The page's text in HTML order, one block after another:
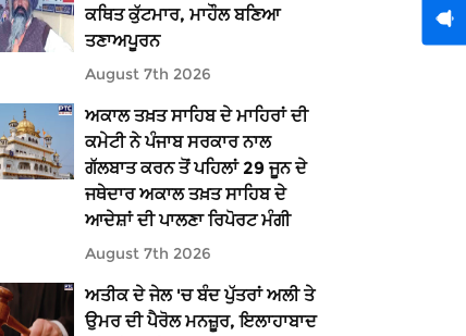
ਕਥਿਤ ਕੁੱਟਮਾਰ, ਮਾਹੌਲ ਬਣਿਆ
ਤਣਾਅਪੂਰਨ
August 7th 2026
ਅਕਾਲ ਤਖ਼ਤ ਸਾਹਿਬ ਦੇ ਮਾਹਿਰਾਂ ਦੀ
ਕਮੇਟੀ ਨੇ ਪੰਜਾਬ ਸਰਕਾਰ ਨਾਲ
ਗੱਲਬਾਤ ਕਰਨ ਤੋਂ ਪਹਿਲਾਂ 29 ਜੂਨ ਦੇ
ਜਥੇਦਾਰ ਅਕਾਲ ਤਖ਼ਤ ਸਾਹਿਬ ਦੇ
ਆਦੇਸ਼ਾਂ ਦੀ ਪਾਲਣਾ ਰਿਪੋਰਟ ਮੰਗੀ
August 7th 2026
ਅਤੀਕ ਦੇ ਜੇਲ 'ਚ ਬੰਦ ਪੁੱਤਰਾਂ ਅਲੀ ਤੇ
ਉਮਰ ਦੀ ਪੈਰੋਲ ਮਨਜ਼ੂਰ, ਇਲਾਹਾਬਾਦ